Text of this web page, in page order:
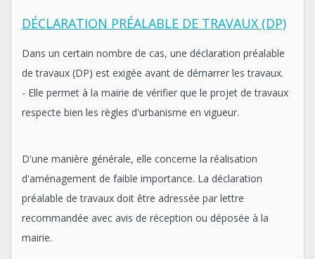
DÉCLARATION PRÉALABLE DE TRAVAUX (DP)
Dans un certain nombre de cas, une déclaration préalable
de travaux (DP) est exigée avant de démarrer les travaux.
- Elle permet à la mairie de vérifier que le projet de travaux
respecte bien les règles d'urbanisme en vigueur.
D'une manière générale, elle concerne la réalisation
d'aménagement de faible importance. La déclaration
préalable de travaux doit être adressée par lettre
recommandée avec avis de réception ou déposée à la
mairie.